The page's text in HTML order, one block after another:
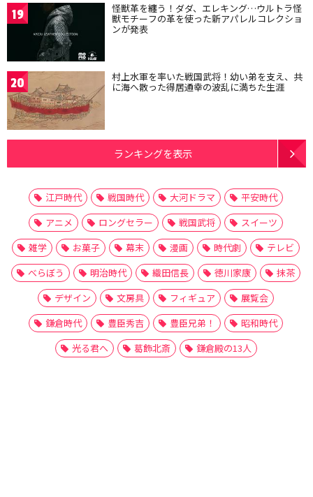
19 怪獣革を纏う！ダダ、エレキング…ウルトラ怪
獣モチーフの革を使った新アパレルコレクショ
ンが発表
20 村上水軍を率いた戦国武将！幼い弟を支え、共
に海へ散った得居通幸の波乱に満ちた生涯
ランキングを表示
江戸時代 戦国時代 大河ドラマ
平安時代
アニメ
ロングセラー 戦国武将
スイーツ
雑学
お菓子 幕末 漫画 時代劇
テレビ
べらぼう
明治時代 織田信長 徳川家康
抹茶
デザイン
文房具 フィギュア
展覧会
鎌倉時代
豊臣秀吉 豊臣兄弟！
昭和時代
光る君へ
葛飾北斎 鎌倉殿の13人